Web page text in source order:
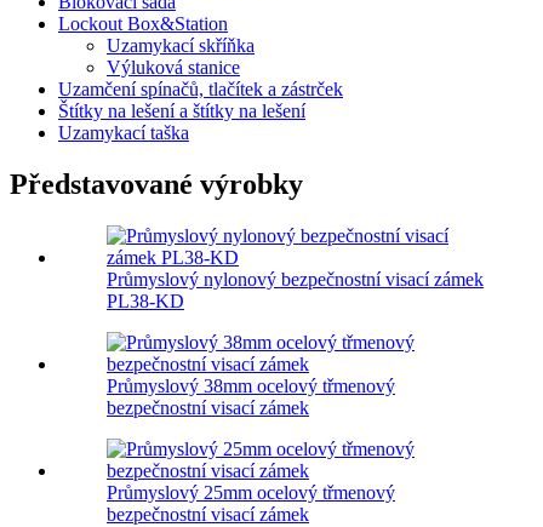
Lockout Box&Station
Uzamykací skříňka
Výluková stanice
Uzamčení spínačů, tlačítek a zástrček
Štítky na lešení a štítky na lešení
Uzamykací taška
Představované výrobky
Průmyslový nylonový bezpečnostní visací zámek
PL38-KD
Průmyslový 38mm ocelový třmenový
bezpečnostní visací zámek
Průmyslový 25mm ocelový třmenový
bezpečnostní visací zámek